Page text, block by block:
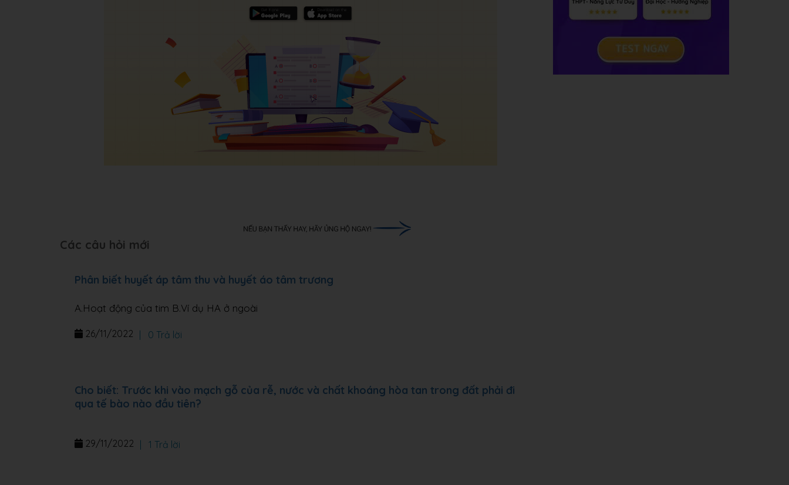
Các câu hỏi mới
Phân biết huyết áp tâm thu và huyết áo tâm trương
A.Hoạt động của tim B.Ví dụ HA ở ngoài
26/11/2022 0 Trả lời
Cho biết: Trước khi vào mạch gỗ của rễ, nước và chất khoáng hòa tan trong đất phải đi
qua tế bào nào đầu tiên?
29/11/2022 1 Trả lời